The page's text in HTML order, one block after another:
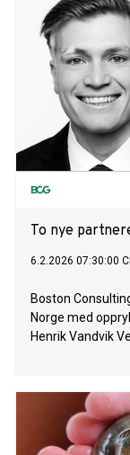
To nye
6.2.2026 07:30:00
Boston
Norge med
Henrik Vandvik